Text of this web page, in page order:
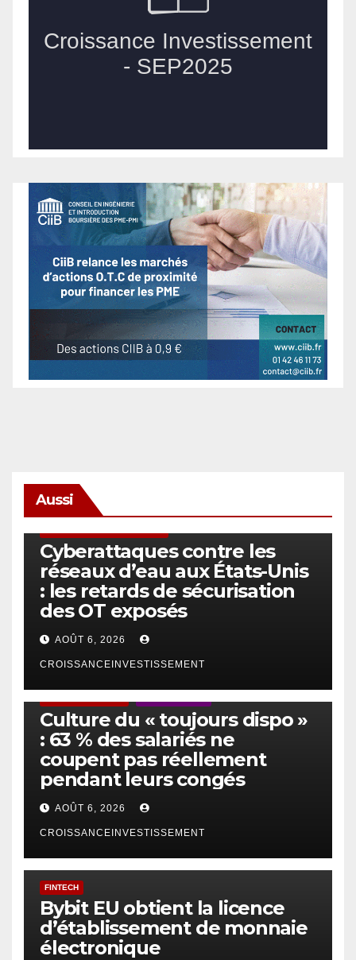
Aussi
Cyberattaques contre les
réseaux d’eau aux États-Unis
: les retards de sécurisation
des OT exposés
AOÛT 6, 2026
CROISSANCEINVESTISSEMENT
Culture du « toujours dispo »
: 63 % des salariés ne
coupent pas réellement
pendant leurs congés
AOÛT 6, 2026
CROISSANCEINVESTISSEMENT
FINTECH
Bybit EU obtient la licence
d’établissement de monnaie
électronique